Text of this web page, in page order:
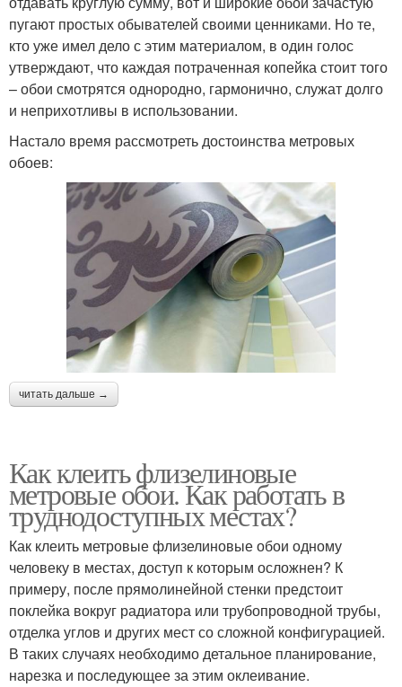
пугают простых обывателей своими ценниками. Но те,
кто уже имел дело с этим материалом, в один голос
утверждают, что каждая потраченная копейка стоит того
– обои смотрятся однородно, гармонично, служат долго
и неприхотливы в использовании.
Настало время рассмотреть достоинства метровых
обоев:
читать дальше →
Как клеить флизелиновые
метровые обои. Как работать в
труднодоступных местах?
Как клеить метровые флизелиновые обои одному
человеку в местах, доступ к которым осложнен? К
примеру, после прямолинейной стенки предстоит
поклейка вокруг радиатора или трубопроводной трубы,
отделка углов и других мест со сложной конфигурацией.
В таких случаях необходимо детальное планирование,
нарезка и последующее за этим оклеивание.